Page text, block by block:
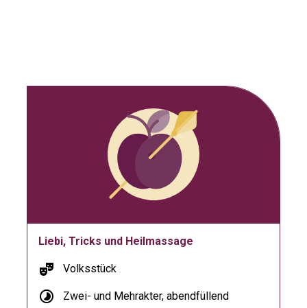
Liebi, Tricks und Heilmassage
theater_comedy Volksstück
timelapse Zwei- und Mehrakter, abendfüllend